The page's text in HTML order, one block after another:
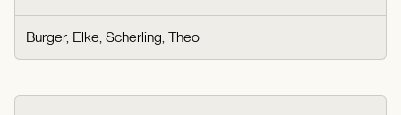
Burger, Elke; Scherling, Theo